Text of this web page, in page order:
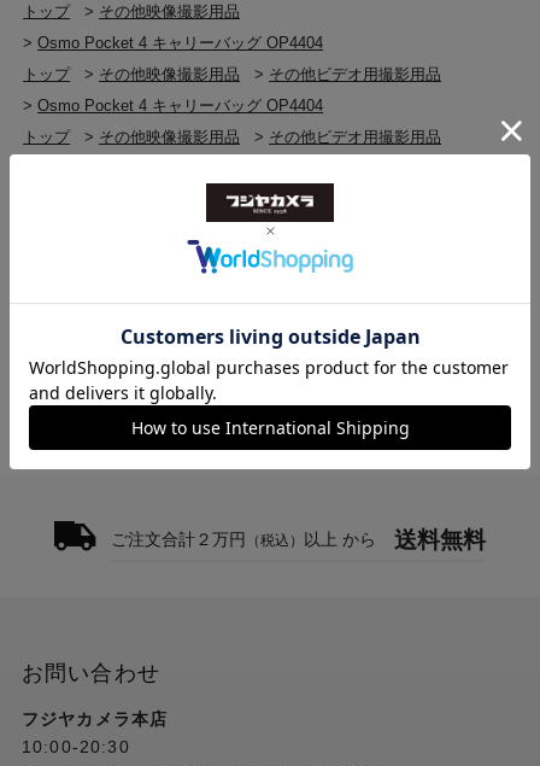
トップ > その他映像撮影用品
>Osmo Pocket 4 キャリーバッグ OP4404
トップ
> その他映像撮影用品 > その他ビデオ用撮影用品
>Osmo Pocket 4 キャリーバッグ OP4404
トップ
> その他映像撮影用品 > その他ビデオ用撮影用品
Osmo Pocket 4 キャリーバッグ OP4404
>その他映像撮影用品(新品)
Osmo Pocket 4 キャリーバッグ OP4404
ご注文合計２万円 （税込） 以上 から 送料無料
お問い合わせ
フジヤカメラ本店
10:00-20:30